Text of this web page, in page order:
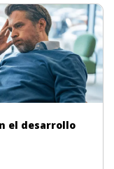
el desarrollo